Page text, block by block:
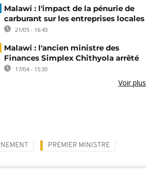
Malawi : l'impact de la pénurie de
carburant sur les entreprises locales
21/05 - 16:43
Malawi : l'ancien ministre des
Finances Simplex Chithyola arrêté
17/04 - 15:30
Voir plus
PREMIER MINISTRE